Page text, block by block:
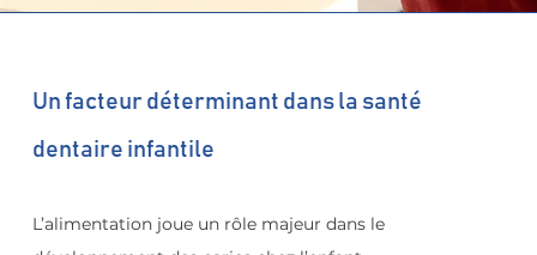
Un facteur déterminant dans la santé
dentaire infantile
L’alimentation joue un rôle majeur dans le